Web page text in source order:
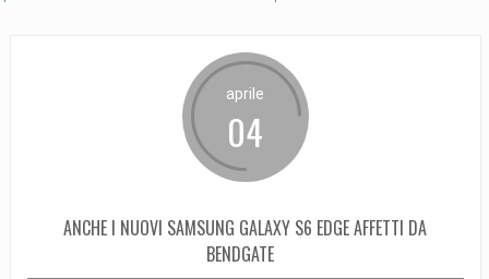
aprile
04
ANCHE I NUOVI SAMSUNG GALAXY S6 EDGE AFFETTI DA
BENDGATE